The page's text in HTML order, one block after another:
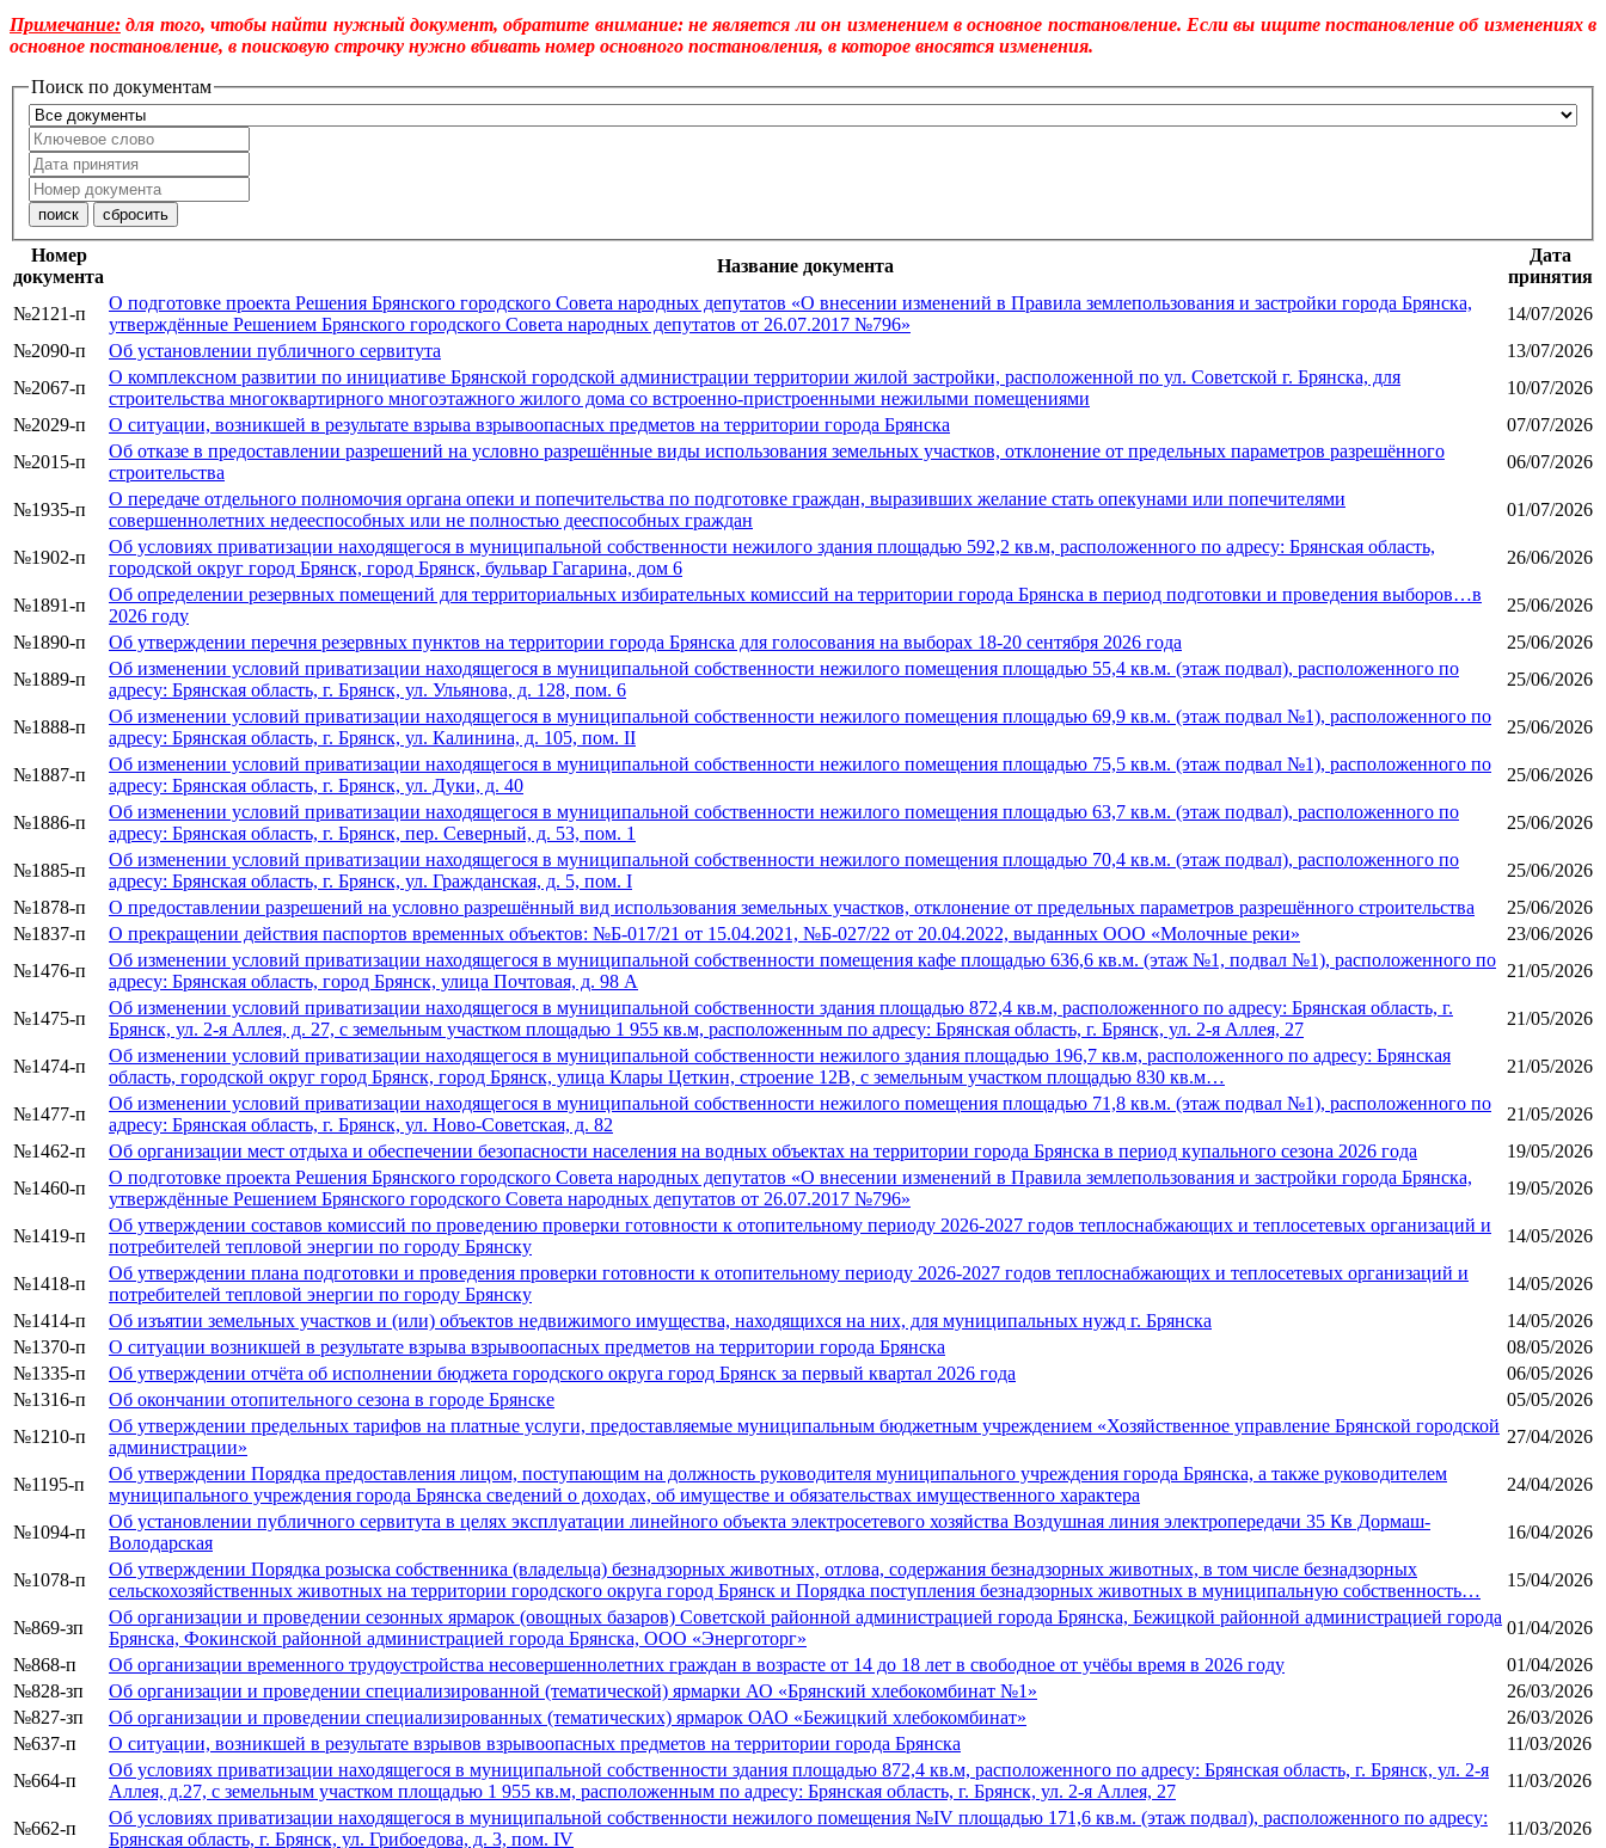
Примечание: для того, чтобы найти нужный документ, обратите внимание: не является ли он изменением в основное постановление. Если вы ищите постановление об изменениях в
основное постановление, в поисковую строчку нужно вбивать номер основного постановления, в которое вносятся изменения.
Поиск по документам
Номер
документа
Название документа
Дата
принятия
№2121-п
О подготовке проекта Решения Брянского городского Совета народных депутатов «О внесении изменений в Правила землепользования и застройки города Брянска,
утверждённые Решением Брянского городского Совета народных депутатов от 26.07.2017 №796»
14/07/2026
№2090-п
Об установлении публичного сервитута
13/07/2026
№2067-п
О комплексном развитии по инициативе Брянской городской администрации территории жилой застройки, расположенной по ул. Советской г. Брянска, для
строительства многоквартирного многоэтажного жилого дома со встроенно-пристроенными нежилыми помещениями
10/07/2026
№2029-п
О ситуации, возникшей в результате взрыва взрывоопасных предметов на территории города Брянска
07/07/2026
№2015-п
Об отказе в предоставлении разрешений на условно разрешённые виды использования земельных участков, отклонение от предельных параметров разрешённого
строительства
06/07/2026
№1935-п
О передаче отдельного полномочия органа опеки и попечительства по подготовке граждан, выразивших желание стать опекунами или попечителями
совершеннолетних недееспособных или не полностью дееспособных граждан
01/07/2026
№1902-п
Об условиях приватизации находящегося в муниципальной собственности нежилого здания площадью 592,2 кв.м, расположенного по адресу: Брянская область,
городской округ город Брянск, город Брянск, бульвар Гагарина, дом 6
26/06/2026
№1891-п
Об определении резервных помещений для территориальных избирательных комиссий на территории города Брянска в период подготовки и проведения выборов…в
2026 году
25/06/2026
№1890-п
Об утверждении перечня резервных пунктов на территории города Брянска для голосования на выборах 18-20 сентября 2026 года
25/06/2026
№1889-п
Об изменении условий приватизации находящегося в муниципальной собственности нежилого помещения площадью 55,4 кв.м. (этаж подвал), расположенного по
адресу: Брянская область, г. Брянск, ул. Ульянова, д. 128, пом. 6
25/06/2026
№1888-п
Об изменении условий приватизации находящегося в муниципальной собственности нежилого помещения площадью 69,9 кв.м. (этаж подвал №1), расположенного по
адресу: Брянская область, г. Брянск, ул. Калинина, д. 105, пом. II
25/06/2026
№1887-п
Об изменении условий приватизации находящегося в муниципальной собственности нежилого помещения площадью 75,5 кв.м. (этаж подвал №1), расположенного по
адресу: Брянская область, г. Брянск, ул. Дуки, д. 40
25/06/2026
№1886-п
Об изменении условий приватизации находящегося в муниципальной собственности нежилого помещения площадью 63,7 кв.м. (этаж подвал), расположенного по
адресу: Брянская область, г. Брянск, пер. Северный, д. 53, пом. 1
25/06/2026
№1885-п
Об изменении условий приватизации находящегося в муниципальной собственности нежилого помещения площадью 70,4 кв.м. (этаж подвал), расположенного по
адресу: Брянская область, г. Брянск, ул. Гражданская, д. 5, пом. I
25/06/2026
№1878-п
О предоставлении разрешений на условно разрешённый вид использования земельных участков, отклонение от предельных параметров разрешённого строительства
25/06/2026
№1837-п
О прекращении действия паспортов временных объектов: №Б-017/21 от 15.04.2021, №Б-027/22 от 20.04.2022, выданных ООО «Молочные реки»
23/06/2026
№1476-п
Об изменении условий приватизации находящегося в муниципальной собственности помещения кафе площадью 636,6 кв.м. (этаж №1, подвал №1), расположенного по
адресу: Брянская область, город Брянск, улица Почтовая, д. 98 А
21/05/2026
№1475-п
Об изменении условий приватизации находящегося в муниципальной собственности здания площадью 872,4 кв.м, расположенного по адресу: Брянская область, г.
Брянск, ул. 2-я Аллея, д. 27, с земельным участком площадью 1 955 кв.м, расположенным по адресу: Брянская область, г. Брянск, ул. 2-я Аллея, 27
21/05/2026
№1474-п
Об изменении условий приватизации находящегося в муниципальной собственности нежилого здания площадью 196,7 кв.м, расположенного по адресу: Брянская
область, городской округ город Брянск, город Брянск, улица Клары Цеткин, строение 12В, с земельным участком площадью 830 кв.м…
21/05/2026
№1477-п
Об изменении условий приватизации находящегося в муниципальной собственности нежилого помещения площадью 71,8 кв.м. (этаж подвал №1), расположенного по
адресу: Брянская область, г. Брянск, ул. Ново-Советская, д. 82
21/05/2026
№1462-п
Об организации мест отдыха и обеспечении безопасности населения на водных объектах на территории города Брянска в период купального сезона 2026 года
19/05/2026
№1460-п
О подготовке проекта Решения Брянского городского Совета народных депутатов «О внесении изменений в Правила землепользования и застройки города Брянска,
утверждённые Решением Брянского городского Совета народных депутатов от 26.07.2017 №796»
19/05/2026
№1419-п
Об утверждении составов комиссий по проведению проверки готовности к отопительному периоду 2026-2027 годов теплоснабжающих и теплосетевых организаций и
потребителей тепловой энергии по городу Брянску
14/05/2026
№1418-п
Об утверждении плана подготовки и проведения проверки готовности к отопительному периоду 2026-2027 годов теплоснабжающих и теплосетевых организаций и
потребителей тепловой энергии по городу Брянску
14/05/2026
№1414-п
Об изъятии земельных участков и (или) объектов недвижимого имущества, находящихся на них, для муниципальных нужд г. Брянска
14/05/2026
№1370-п
О ситуации возникшей в результате взрыва взрывоопасных предметов на территории города Брянска
08/05/2026
№1335-п
Об утверждении отчёта об исполнении бюджета городского округа город Брянск за первый квартал 2026 года
06/05/2026
№1316-п
Об окончании отопительного сезона в городе Брянске
05/05/2026
№1210-п
Об утверждении предельных тарифов на платные услуги, предоставляемые муниципальным бюджетным учреждением «Хозяйственное управление Брянской городской
администрации»
27/04/2026
№1195-п
Об утверждении Порядка предоставления лицом, поступающим на должность руководителя муниципального учреждения города Брянска, а также руководителем
муниципального учреждения города Брянска сведений о доходах, об имуществе и обязательствах имущественного характера
24/04/2026
№1094-п
Об установлении публичного сервитута в целях эксплуатации линейного объекта электросетевого хозяйства Воздушная линия электропередачи 35 Кв Дормаш-
Володарская
16/04/2026
№1078-п
Об утверждении Порядка розыска собственника (владельца) безнадзорных животных, отлова, содержания безнадзорных животных, в том числе безнадзорных
сельскохозяйственных животных на территории городского округа город Брянск и Порядка поступления безнадзорных животных в муниципальную собственность…
15/04/2026
№869-зп
Об организации и проведении сезонных ярмарок (овощных базаров) Советской районной администрацией города Брянска, Бежицкой районной администрацией города
Брянска, Фокинской районной администрацией города Брянска, ООО «Энерготорг»
01/04/2026
№868-п
Об организации временного трудоустройства несовершеннолетних граждан в возрасте от 14 до 18 лет в свободное от учёбы время в 2026 году
01/04/2026
№828-зп
Об организации и проведении специализированной (тематической) ярмарки АО «Брянский хлебокомбинат №1»
26/03/2026
№827-зп
Об организации и проведении специализированных (тематических) ярмарок ОАО «Бежицкий хлебокомбинат»
26/03/2026
№637-п
О ситуации, возникшей в результате взрывов взрывоопасных предметов на территории города Брянска
11/03/2026
№664-п
Об условиях приватизации находящегося в муниципальной собственности здания площадью 872,4 кв.м, расположенного по адресу: Брянская область, г. Брянск, ул. 2-я
Аллея, д.27, с земельным участком площадью 1 955 кв.м, расположенным по адресу: Брянская область, г. Брянск, ул. 2-я Аллея, 27
11/03/2026
№662-п
Об условиях приватизации находящегося в муниципальной собственности нежилого помещения №IV площадью 171,6 кв.м. (этаж подвал), расположенного по адресу:
Брянская область, г. Брянск, ул. Грибоедова, д. 3, пом. IV
11/03/2026